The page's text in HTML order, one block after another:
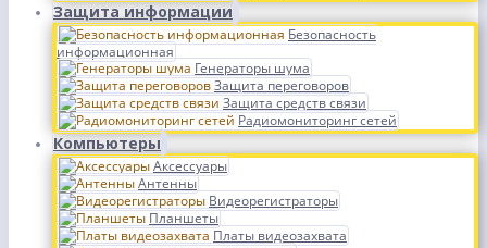
Защита информации
Безопасность
информационная
Генераторы шума
Защита переговоров
Защита средств связи
Радиомониторинг сетей
Компьютеры
Аксессуары
Антенны
Видеорегистраторы
Планшеты
Платы видеозахвата